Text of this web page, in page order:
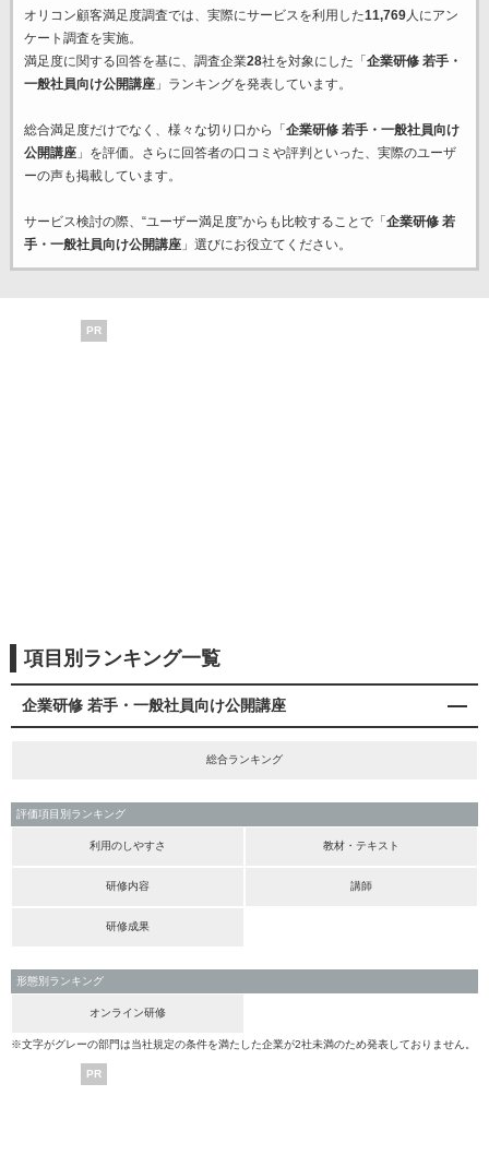
オリコン顧客満足度調査では、実際にサービスを利用した11,769人にアン
ケート調査を実施。
満足度に関する回答を基に、調査企業28社を対象にした「 企業研修 若手・
一般社員向け公開講座」ランキングを発表しています。
総合満足度だけでなく、様々な切り口から「 企業研修 若手・一般社員向け
公開講座」を評価。さらに回答者の口コミや評判といった、実際のユーザ
ーの声も掲載しています。
サービス検討の際、“ユーザー満足度”からも比較することで「 企業研修 若
手・一般社員向け公開講座」選びにお役立てください。
PR
項目別ランキング一覧
企業研修 若手・一般社員向け公開講座
総合ランキング
評価項目別ランキング
利用のしやすさ 教材・テキスト
研修内容 講師
研修成果
形態別ランキング
オンライン研修
※文字がグレーの部門は当社規定の条件を満たした企業が2社未満のため発表しておりません。
PR